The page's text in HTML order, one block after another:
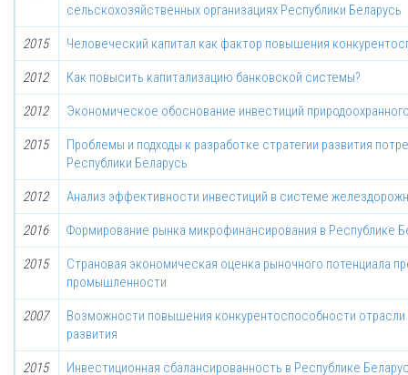
сельскохозяйственных организациях Республики Беларусь
2015 Человеческий капитал как фактор повышения
2012 Как повысить капитализацию банковской системы?
2012 Экономическое обоснование инвестиций
2015
Проблемы и подходы к разработке стратегии развития
Республики Беларусь
2012 Анализ эффективности инвестиций в системе
2016 Формирование рынка микрофинансирования в Республике
2015
Страновая экономическая оценка рыночного потенциала
промышленности
2007
Возможности повышения конкурентоспособности
развития
2015 Инвестиционная сбалансированность в Республике